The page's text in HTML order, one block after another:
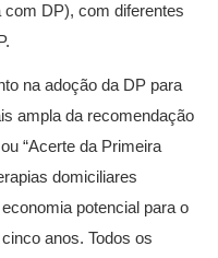
DP), com diferentes
na adoção da DP para
ampla da recomendação
“Acerte da Primeira
domiciliares
potencial para o
anos. Todos os